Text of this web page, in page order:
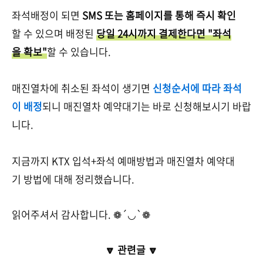
좌석배정이 되면 SMS 또는 홈페이지를 통해 즉시 확인
할 수 있으며 배정된 당일 24시까지 결제한다면 "좌석
을 확보"할 수 있습니다.
매진열차에 취소된 좌석이 생기면 신청순서에 따라 좌석
이 배정되니 매진열차 예약대기는 바로 신청해보시기 바랍
니다.
지금까지 KTX 입석+좌석 예매방법과 매진열차 예약대
기 방법에 대해 정리했습니다.
읽어주셔서 감사합니다. ❁´◡`❁
🔽 관련글 🔽